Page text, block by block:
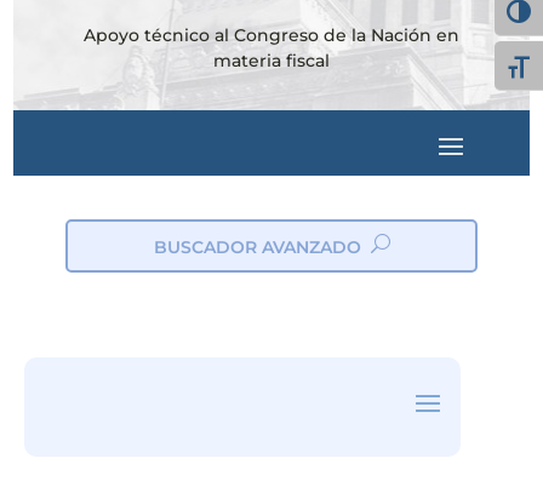
Apoyo técnico al Congreso de la Nación en
materia fiscal
BUSCADOR AVANZADO